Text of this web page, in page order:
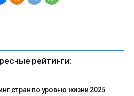
рейтинги:
стран по уровню жизни 2025